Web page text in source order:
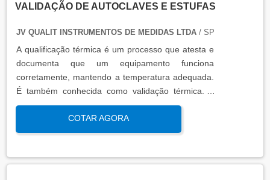
VALIDAÇÃO DE AUTOCLAVES E ESTUFAS
JV QUALIT INSTRUMENTOS DE MEDIDAS LTDA/ SP
A qualificação térmica é um processo que atesta e
documenta que um equipamento funciona
corretamente, mantendo a temperatura adequada.
É também conhecida como validação térmica. A
qualificação térmica é importante para garantir a
qualidade e eficiência de equipamentos que
precisam de controle de temperatura. É aplicada a
produtos, como autoclaves, estufas, câmaras frias,
COTAR AGORA